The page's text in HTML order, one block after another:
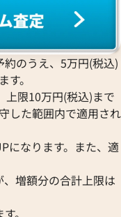
布 エルメス ドゴン
ルバー金具
46,000円
2026年6月17日時
のうえ、5万円(税込)
。
上限10万円(税込)まで
した範囲内で適用され
になります。また、適
増額分の合計上限は
。